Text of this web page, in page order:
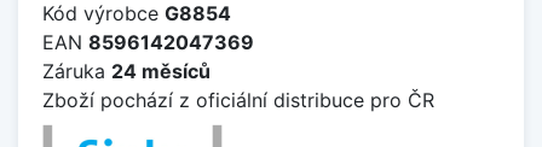
Kód výrobce G8854
EAN 8596142047369
Záruka 24 měsíců
Zboží pochází z oficiální distribuce pro ČR